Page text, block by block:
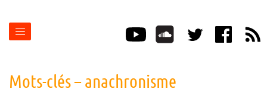
Mots-clés – anachronisme